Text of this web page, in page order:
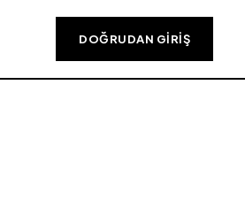
DOĞRUDAN GIRIŞ